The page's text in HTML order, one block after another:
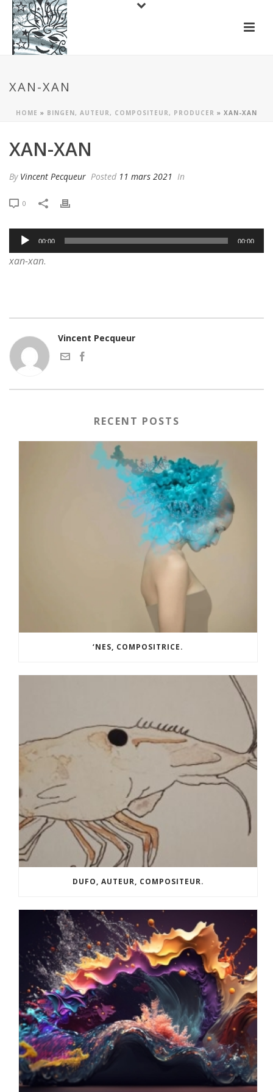
XAN-XAN
HOME » BINGEN, AUTEUR, COMPOSITEUR, PRODUCER » XAN-XAN
XAN-XAN
By Vincent Pecqueur Posted 11 mars 2021 In
0
Lecteur
audio
00:00 00:00
xan-xan.
Vincent Pecqueur
RECENT POSTS
‘NES, COMPOSITRICE.
DUFO, AUTEUR, COMPOSITEUR.